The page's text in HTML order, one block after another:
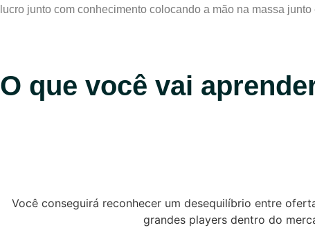
lucro junto com conhecimento colocando a mão na massa junto
O que você vai
Você conseguirá reconhecer um desequilíbrio entre
grandes players dentro do